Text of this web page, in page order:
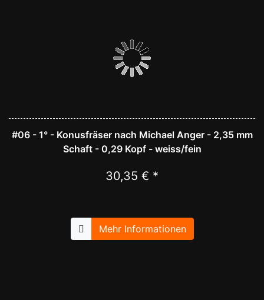
#06 - 1° - Konusfräser nach Michael Anger - 2,35 mm
Schaft - 0,29 Kopf - weiss/fein
30,35 € *
Mehr Informationen